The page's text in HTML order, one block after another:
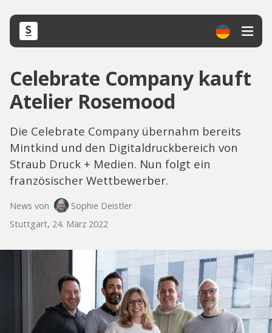
Celebrate Company kauft
Atelier Rosemood
Die Celebrate Company übernahm bereits
Mintkind und den Digitaldruckbereich von
Straub Druck + Medien. Nun folgt ein
französischer Wettbewerber.
News von
Sophie Deistler
Stuttgart, 24. März 2022